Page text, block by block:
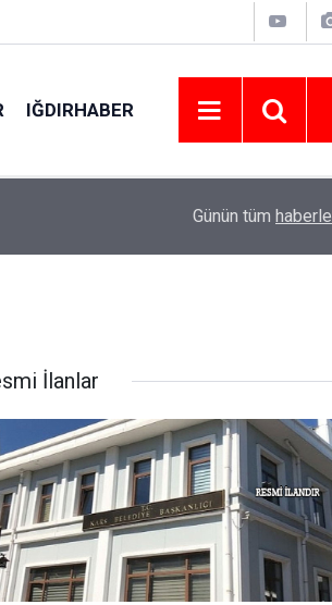
IĞDIRHABER
Eskişehir’de iş kazası: 1
Günün tüm
İlanlar